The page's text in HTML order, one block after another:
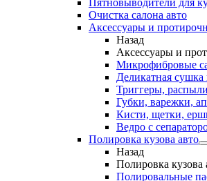
Пятновыводители для
Очистка салона авто
Аксессуары и
Назад
Аксессуары и
Микрофибровые
Деликатная сушка
Триггеры,
Губки, варежки,
Кисти, щетки,
Ведро с
Полировка кузова авто
Назад
Полировка кузова
Полировальные